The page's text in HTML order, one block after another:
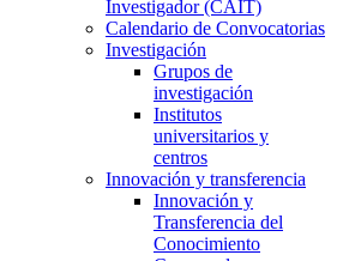
Investigador (CAIT)
Calendario de Convocatorias
Investigación
Grupos de
investigación
Institutos
universitarios y
centros
Innovación y transferencia
Innovación y
Transferencia del
Conocimiento